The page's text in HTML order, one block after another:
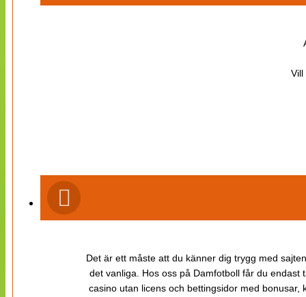
Vill
Det är ett måste att du känner dig trygg med
det vanliga. Hos oss på Damfotboll får du
casino utan licens och bettingsidor med